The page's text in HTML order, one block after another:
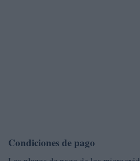
Condiciones de pago